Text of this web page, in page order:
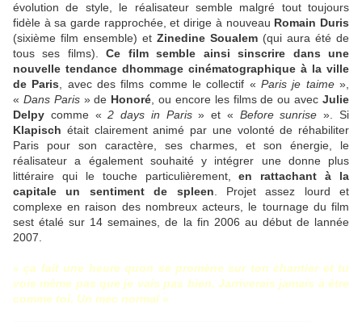
évolution de style, le réalisateur semble malgré tout toujours
fidèle à sa garde rapprochée, et dirige à nouveau Romain Duris
(sixième film ensemble) et Zinedine Soualem (qui aura été de
tous ses films).Ce film semble ainsi sinscrire dans une
nouvelle tendance dhommage cinématographique à la ville
de Paris , avec des films comme le collectif «Paris je taime»,
« Dans Paris» de Honoré , ou encore les films de ou avecJulie
Delpy comme «2 days in Paris» et « Before sunrise ». Si
Klapisch était clairement animé par une volonté de réhabiliter
Paris pour son caractère, ses charmes, et son énergie, le
réalisateur a également souhaité y intégrer une donne plus
littéraire qui le touche particulièrement,en rattachant à la
capitale un sentiment de spleen . Projet assez lourd et
complexe en raison des nombreux acteurs, le tournage du film
sest étalé sur 14 semaines, de la fin 2006 au début de lannée
2007.
« ça fait une heure quon se promène sur ton chantier et tu
vois même pas que je vais pas bien. Jarriverais jamais à être
comme toi. Un mec normal »